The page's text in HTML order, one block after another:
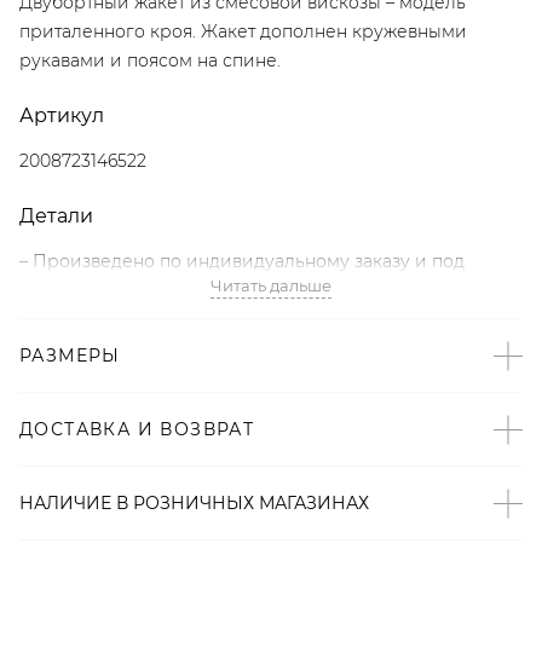
приталенного кроя. Жакет дополнен кружевными
рукавами и поясом на спине.
Артикул
2008723146522
Детали
– Произведено по индивидуальному заказу и под
контролем бренда: Россия;
– Кружево – тренд SS’25 по версии The Blueprint;
– Приталенный крой;
– Пояс на спине регулирует посадку;
Читать дальше
РАЗМЕРЫ
ДОСТАВКА И ВОЗВРАТ
НАЛИЧИЕ В РОЗНИЧНЫХ МАГАЗИНАХ